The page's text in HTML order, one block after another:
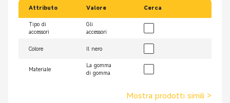
Attributo Valore Cerca
Tipo di
accessori
Gli
accessori
Colore Il nero
Materiale
La gomma
di gomma
Mostra prodotti simili >